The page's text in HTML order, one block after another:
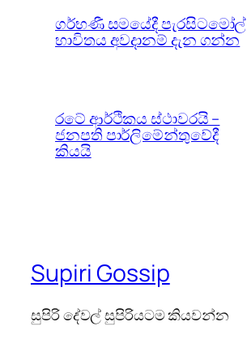
ගර්භණී සමයේදී පැරසිටමෝල්
භාවිතය අවදානම් දැන ගන්න
රටේ ආර්ථිකය ස්ථාවරයි –
ජනපති පාර්ලිමේන්තුවේදී
කියයි
Supiri Gossip
සුපිරි දේවල් සුපිරියටම කියවන්න